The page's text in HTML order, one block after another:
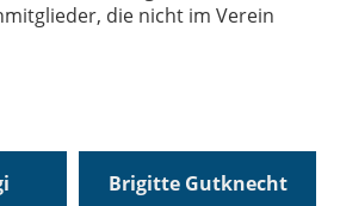
die nicht im Verein
Brigitte Gutknecht